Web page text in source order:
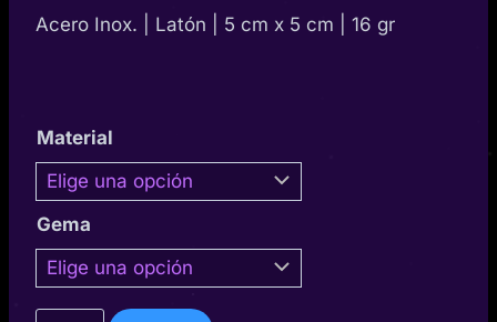
100,00 €
Acero Inox. | Latón | 5 cm x 5 cm | 16 gr
Material
Gema